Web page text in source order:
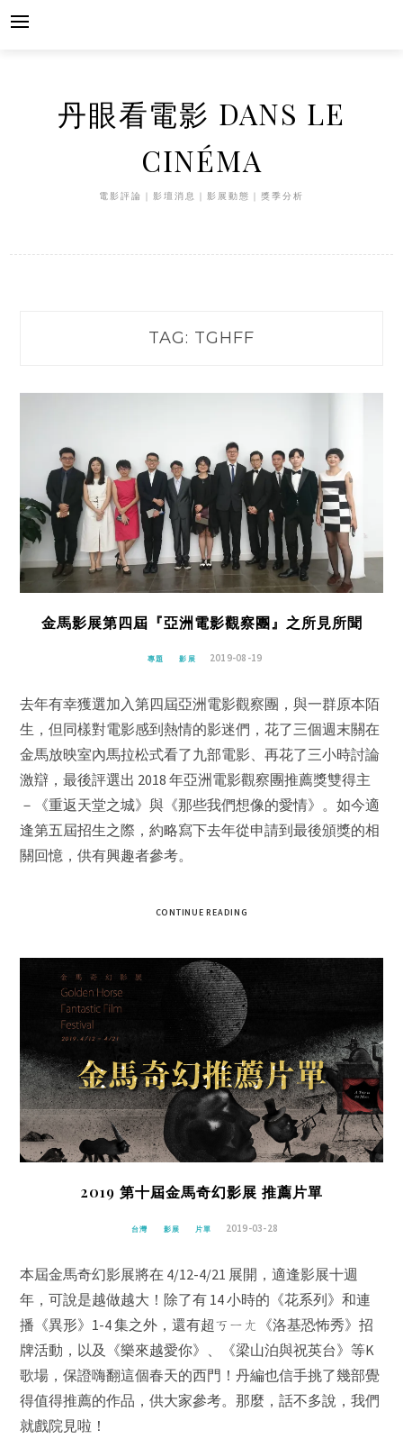
Skip
丹眼看電影 DANS LE
CINÉMA
電影評論｜影壇消息｜影展動態｜獎季分析
TAG: TGHFF
金馬影展第四屆『亞洲電影觀察團』之所見所聞
專題 影展 2019-08-19
去年有幸獲選加入第四屆亞洲電影觀察團，與一群原本陌
生，但同樣對電影感到熱情的影迷們，花了三個週末關在
金馬放映室內馬拉松式看了九部電影、再花了三小時討論
激辯，最後評選出 2018 年亞洲電影觀察團推薦獎雙得主
－《重返天堂之城》與《那些我們想像的愛情》。如今適
逢第五屆招生之際，約略寫下去年從申請到最後頒獎的相
關回憶，供有興趣者參考。
CONTINUE READING
2019 第十屆金馬奇幻影展 推薦片單
台灣 影展 片單 2019-03-28
本屆金馬奇幻影展將在 4/12-4/21 展開，適逢影展十週
年，可說是越做越大！除了有 14 小時的《花系列》和連
播《異形》1-4 集之外，還有超ㄎㄧㄤ《洛基恐怖秀》招
牌活動，以及《樂來越愛你》、《梁山泊與祝英台》等K
歌場，保證嗨翻這個春天的西門！丹編也信手挑了幾部覺
得值得推薦的作品，供大家參考。那麼，話不多說，我們
就戲院見啦！